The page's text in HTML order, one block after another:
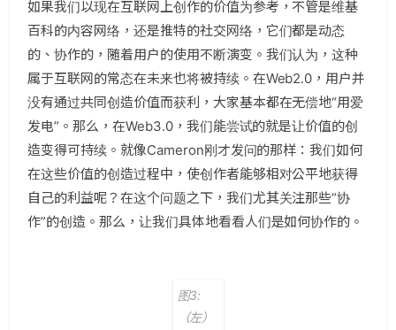
如果我们以现在互联网上创作的价值为参考，不管是维基
百科的内容网络，还是推特的社交网络，它们都是动态
的、协作的，随着用户的使用不断演变。我们认为，这种
属于互联网的常态在未来也将被持续。在Web2.0，用户并
没有通过共同创造价值而获利，大家基本都在无偿地“用爱
发电”。那么，在Web3.0，我们能尝试的就是让价值的创
造变得可持续。就像Cameron刚才发问的那样：我们如何
在这些价值的创造过程中，使创作者能够相对公平地获得
自己的利益呢？在这个问题之下，我们尤其关注那些“协
作”的创造。那么，让我们具体地看看人们是如何协作的。
图3:
（左）